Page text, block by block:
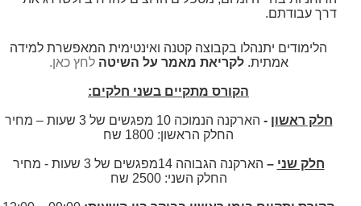
דרך עבודתם.
הלימודים יתנהלו בקבוצה קטנה ואינטימית המאפשרת למידה
אמתית.לקריאת מאמר על השיטהלחץ כאן.
הקורס מתקיים בשני חלקים:
חלק ראשון-
הארקנה הנמוכה 10 מפגשים של 3 שעות – מחיר
החלק הראשון: 1800 שח
חלק שני–הארקנה הגבוהה 14מפגשים של 3 שעות -
מחיר
החלק השני: 2500 שח